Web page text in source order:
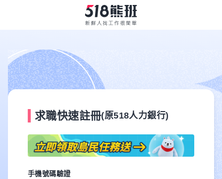
求職快速註冊(原518人力銀行)
手機號碼驗證